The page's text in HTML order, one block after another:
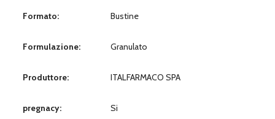
Formato: Bustine
Formulazione: Granulato
Produttore: ITALFARMACO SPA
pregnacy: Si